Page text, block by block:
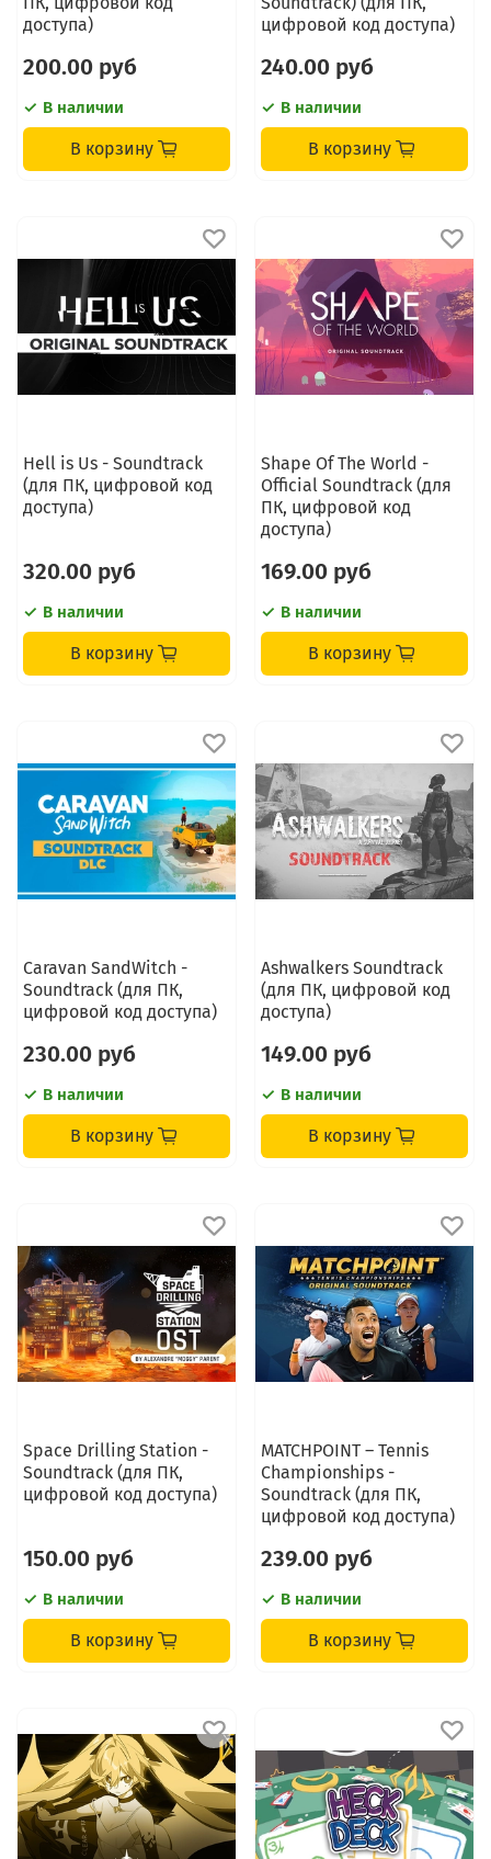
доступа)
200.00 руб
В наличии
В корзину
цифровой код доступа)
240.00 руб
В наличии
В корзину
Hell is Us - Soundtrack
(для ПК, цифровой код
доступа)
320.00 руб
В наличии
В корзину
Shape Of The World -
Official Soundtrack (для
ПК, цифровой код
доступа)
169.00 руб
В наличии
В корзину
Caravan SandWitch -
Soundtrack (для ПК,
цифровой код доступа)
230.00 руб
В наличии
В корзину
Ashwalkers Soundtrack
(для ПК, цифровой код
доступа)
149.00 руб
В наличии
В корзину
Space Drilling Station -
Soundtrack (для ПК,
цифровой код доступа)
150.00 руб
В наличии
В корзину
MATCHPOINT – Tennis
Championships -
Soundtrack (для ПК,
цифровой код доступа)
239.00 руб
В наличии
В корзину